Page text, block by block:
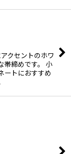
クセントのホワ
帯締めです。 小
ートにおすすめ